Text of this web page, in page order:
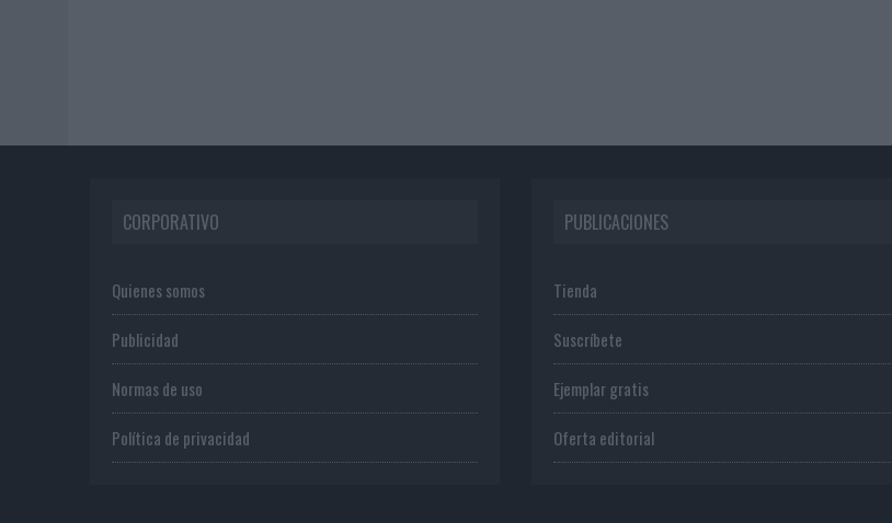
CORPORATIVO
Quienes somos
Publicidad
Normas de uso
Política de privacidad
PUBLICACIONES
Tienda
Suscríbete
Ejemplar gratis
Oferta editorial